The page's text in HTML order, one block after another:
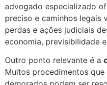
advogado especializado
preciso e caminhos legais
perdas e ações judiciais
economia, previsibilidade
Outro ponto relevante é a
Muitos procedimentos